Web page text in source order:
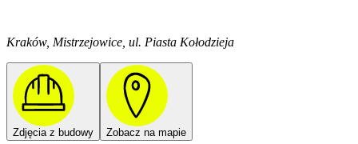
Kraków, Mistrzejowice, ul. Piasta Kołodzieja
Zdjęcia z budowy Zobacz na mapie